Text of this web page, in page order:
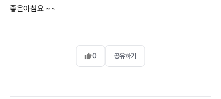
좋은아침요 ~~
0 공유하기